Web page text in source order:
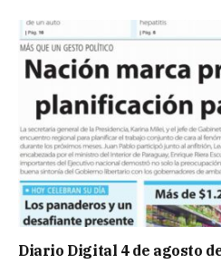
Diario Digital 4 de agosto